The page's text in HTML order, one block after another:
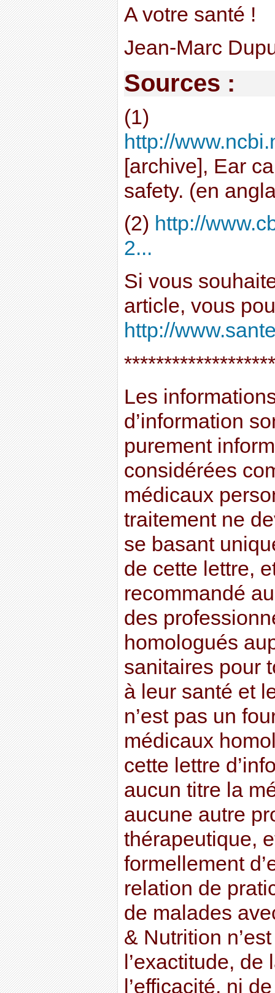
A votre santé !
Jean-Marc
Sources :
(1)
http://
[archive], Ear
safety. (en
(2) http://
2...
Si vous
article, vous
http://
Les
d’information
purement
considérées
médicaux
traitement ne
se basant
de cette lettre,
recommandé
des
homologués
sanitaires pour
à leur santé et
n’est pas un
médicaux
cette lettre
aucun titre la
aucune autre
thérapeutique,
formellement
relation de
de malades
& Nutrition
l’exactitude,
l’efficacité, ni